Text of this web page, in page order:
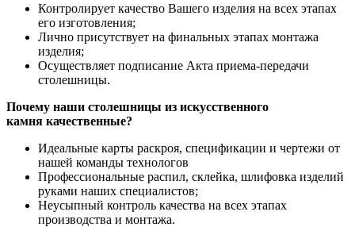
Контролирует качество Вашего изделия на всех этапах
его изготовления;
Лично присутствует на финальных этапах монтажа
изделия;
Осуществляет подписание Акта приема-передачи
столешницы.
Почему наши столешницы из искусственного
камня качественные?
Идеальные карты раскроя, спецификации и чертежи от
нашей команды технологов
Профессиональные распил, склейка, шлифовка изделий
руками наших специалистов;
Неусыпный контроль качества на всех этапах
производства и монтажа.